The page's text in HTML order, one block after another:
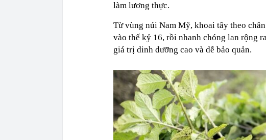
làm lương thực.
Từ vùng núi Nam Mỹ, khoai tây theo
vào thế kỷ 16, rồi nhanh chóng lan rộng
giá trị dinh dưỡng cao và dễ bảo quản.